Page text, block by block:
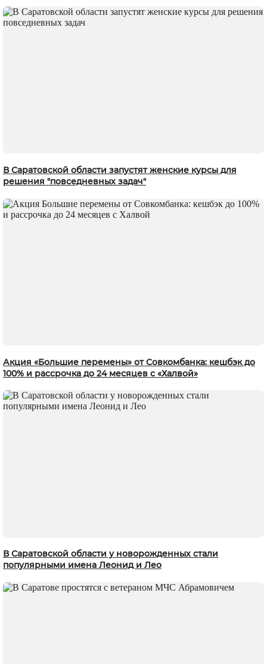
В Саратовской области запустят женские курсы для
решения "повседневных задач"
Акция «Большие перемены» от Совкомбанка: кешбэк до
100% и рассрочка до 24 месяцев с «Халвой»
В Саратовской области у новорожденных стали
популярными имена Леонид и Лео